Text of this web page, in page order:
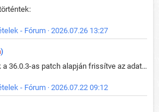
- Fórum · 2026.07.26 13:27
)
Kártya változások a 36.0.3-as patch alapján frissítve az adatbázisban (képek is cserélve).
- Fórum · 2026.07.22 09:12